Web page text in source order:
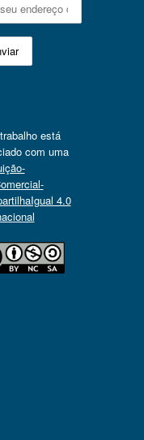
está
com uma
4.0